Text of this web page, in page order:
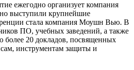
ежегодно организует компания
выступили крупнейшие
стала компания Моушн Вью. В
ПО, учебных заведений, а также
более 20 докладов, посвященных
инструментам защиты и